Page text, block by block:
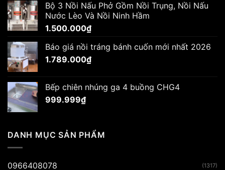
Bộ 3 Nồi Nấu Phở Gồm Nồi Trụng, Nồi Nấu
Nước Lèo Và Nồi Ninh Hầm
1.500.000₫
Báo giá nồi tráng bánh cuốn mới nhất 2026
1.789.000₫
Bếp chiên nhúng ga 4 buồng CHG4
999.999₫
DANH MỤC SẢN PHẨM
0966408078 (1317)